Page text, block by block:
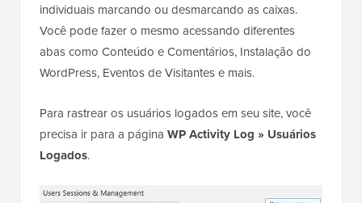
individuais marcando ou desmarcando as caixas.
Você pode fazer o mesmo acessando diferentes
abas como Conteúdo e Comentários, Instalação do
WordPress, Eventos de Visitantes e mais.
Para rastrear os usuários logados em seu site, você
precisa ir para a página WP Activity Log » Usuários
Logados.